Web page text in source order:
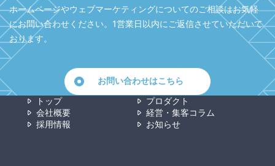
ホームページやウェブマーケティングについてのご相談はお気軽
にお問い合わせください。 1営業日以内にご返信させていただいて
おります。
お問い合わせはこちら
トップ
プロダクト
会社概要
経営・集客コラム
採用情報
お知らせ